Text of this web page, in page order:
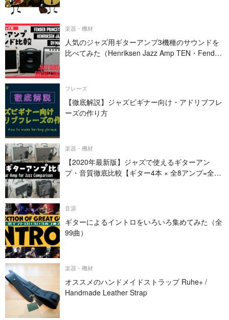
楽器・機材
人気のジャズ用ギターアンプ3機種のサウンドを
比べてみた（Henriksen Jazz Amp TEN・Fender
フレーズ
【徹底解説】ジャズビギナー向け・アドリブフレ
ーズの作り方
楽器・機材
【2020年最新版】ジャズで使えるギターアン
プ・音質徹底比較【ギター4本 × 全8アンプ=全32
音源
ギターによるイントロをいろいろ集めてみた（全
99曲）
楽器・機材
オススメのハンドメイドストラップ Ruhe+ /
Handmade Leather Strap